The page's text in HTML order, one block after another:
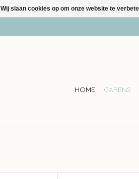
HOME GARENS
Wij slaan cookies op om onze website te